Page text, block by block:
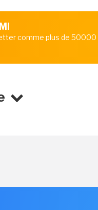
comme plus de 50000